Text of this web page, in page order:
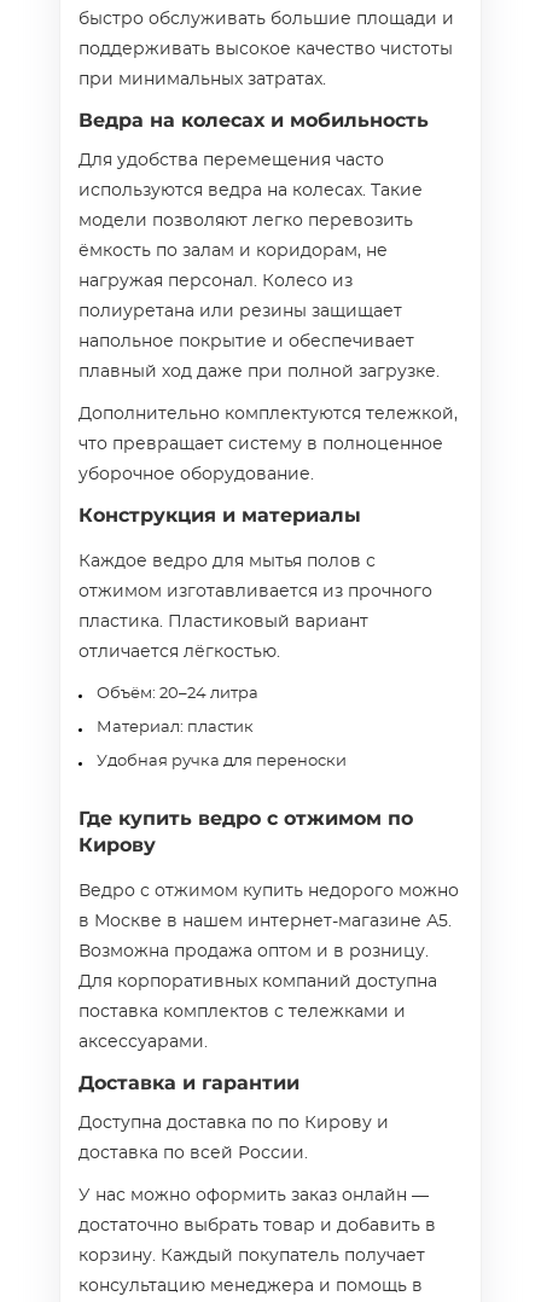
быстро обслуживать большие площади и
поддерживать высокое качество чистоты
при минимальных затратах.
Ведра на колесах и мобильность
Для удобства перемещения часто
используются ведра на колесах. Такие
модели позволяют легко перевозить
ёмкость по залам и коридорам, не
нагружая персонал. Колесо из
полиуретана или резины защищает
напольное покрытие и обеспечивает
плавный ход даже при полной загрузке.
Дополнительно комплектуются тележкой,
что превращает систему в полноценное
уборочное оборудование.
Конструкция и материалы
Каждое ведро для мытья полов с
отжимом изготавливается из прочного
пластика. Пластиковый вариант
отличается лёгкостью.
Объём: 20–24 литра
Материал: пластик
Удобная ручка для переноски
Где купить ведро с отжимом по
Кирову
Ведро с отжимом купить недорого можно
в Москве в нашем интернет-магазине А5.
Возможна продажа оптом и в розницу.
Для корпоративных компаний доступна
поставка комплектов с тележками и
аксессуарами.
Доставка и гарантии
Доступна доставка по по Кирову и
доставка по всей России.
У нас можно оформить заказ онлайн —
достаточно выбрать товар и добавить в
корзину. Каждый покупатель получает
консультацию менеджера и помощь в